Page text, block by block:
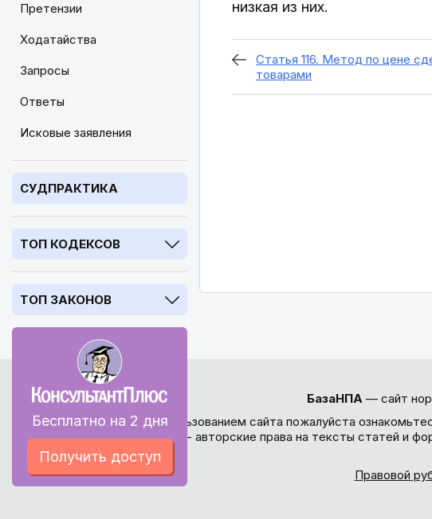
Претензии
Ходатайства
Запросы
Ответы
Исковые заявления
СУДПРАКТИКА
ТОП КОДЕКСОВ
ТОП ЗАКОНОВ
Бесплатно на 2 дня
Получить доступ
низкая из них.
Статья 116. Метод по цене
товарами
БазаНПА— сайт
Перед использованием сайта пожалуйста
внимание - авторские права на тексты статей и
Правовой